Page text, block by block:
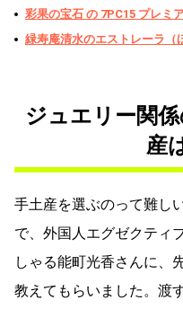
彩果の宝石 の 7PC15 プレミ
緑寿庵清水のエストレーラ（
ジュエリー関
産
手土産を選ぶのって難し
で、外国人エグゼクティ
しゃる能町光香さんに、
教えてもらいました。渡